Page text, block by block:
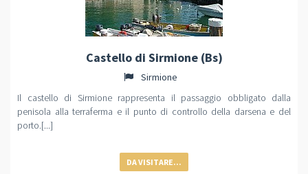
Castello di Sirmione (Bs)
Sirmione
Il castello di Sirmione rappresenta il passaggio obbligato dalla
penisola alla terraferma e il punto di controllo della darsena e del
porto.[...]
DA VISITARE...